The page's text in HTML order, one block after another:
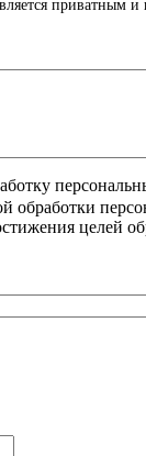
приватным и
о
обработки
целей